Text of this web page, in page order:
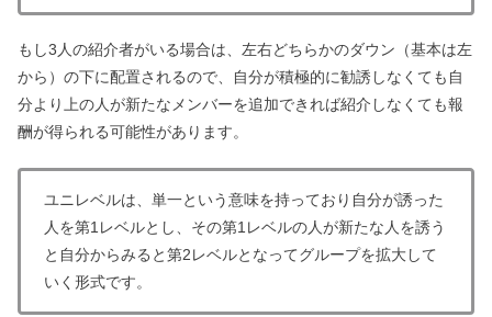
もし3人の紹介者がいる場合は、左右どちらかのダウン（基本は左
から）の下に配置されるので、自分が積極的に勧誘しなくても自
分より上の人が新たなメンバーを追加できれば紹介しなくても報
酬が得られる可能性があります。
ユニレベルは、単一という意味を持っており自分が誘った
人を第1レベルとし、その第1レベルの人が新たな人を誘う
と自分からみると第2レベルとなってグループを拡大して
いく形式です。